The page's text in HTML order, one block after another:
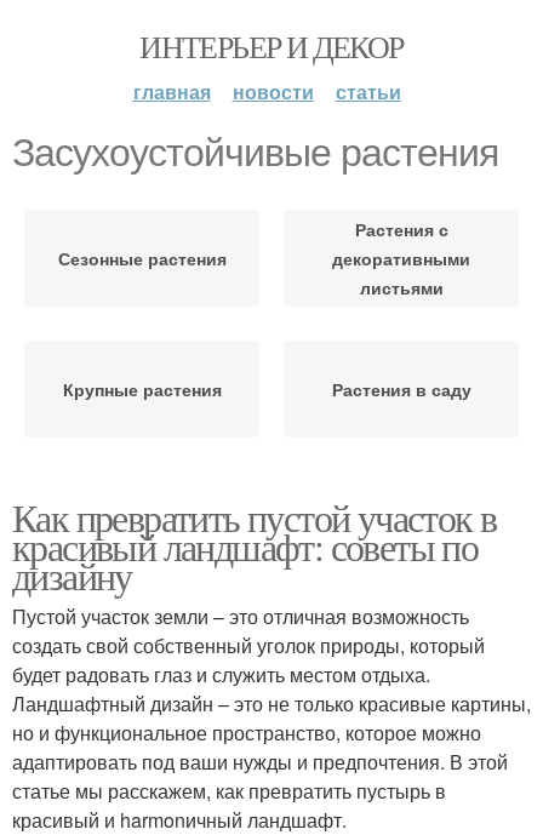
ИНТЕРЬЕР И ДЕКОР
главная новости статьи
Засухоустойчивые растения
Сезонные растения
Растения с
декоративными
листьями
Крупные растения Растения в саду
Как превратить пустой участок в
красивый ландшафт: советы по
дизайну
Пустой участок земли – это отличная возможность
создать свой собственный уголок природы, который
будет радовать глаз и служить местом отдыха.
Ландшафтный дизайн – это не только красивые картины,
но и функциональное пространство, которое можно
адаптировать под ваши нужды и предпочтения. В этой
статье мы расскажем, как превратить пустырь в
красивый и harmonичный ландшафт.